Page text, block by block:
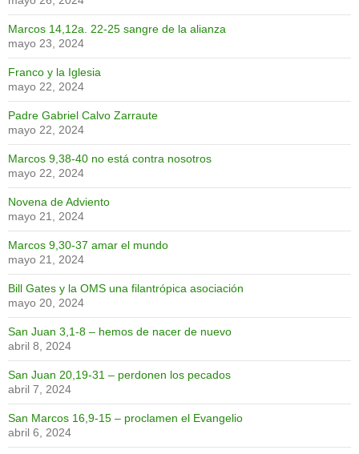
Marcos 14,12a. 22-25 sangre de la alianza
mayo 23, 2024
Franco y la Iglesia
mayo 22, 2024
Padre Gabriel Calvo Zarraute
mayo 22, 2024
Marcos 9,38-40 no está contra nosotros
mayo 22, 2024
Novena de Adviento
mayo 21, 2024
Marcos 9,30-37 amar el mundo
mayo 21, 2024
Bill Gates y la OMS una filantrópica asociación
mayo 20, 2024
San Juan 3,1-8 – hemos de nacer de nuevo
abril 8, 2024
San Juan 20,19-31 – perdonen los pecados
abril 7, 2024
San Marcos 16,9-15 – proclamen el Evangelio
abril 6, 2024